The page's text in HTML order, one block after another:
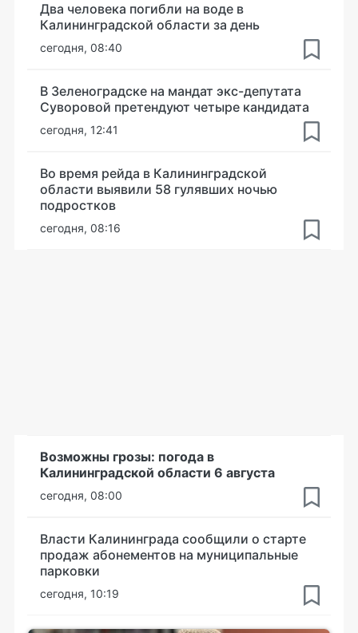
Два человека погибли на воде в
Калининградской области за день
сегодня, 08:40
В Зеленоградске на мандат экс-депутата
Суворовой претендуют четыре кандидата
сегодня, 12:41
Во время рейда в Калининградской
области выявили 58 гулявших ночью
подростков
сегодня, 08:16
Возможны грозы: погода в
Калининградской области 6 августа
сегодня, 08:00
Власти Калининграда сообщили о старте
продаж абонементов на муниципальные
парковки
сегодня, 10:19